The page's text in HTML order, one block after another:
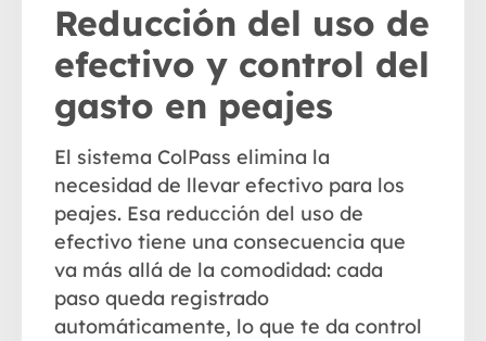
Reducción del uso de
efectivo y control del
gasto en peajes
El sistema ColPass elimina la
necesidad de llevar efectivo para los
peajes. Esa reducción del uso de
efectivo tiene una consecuencia que
va más allá de la comodidad: cada
paso queda registrado
automáticamente, lo que te da control